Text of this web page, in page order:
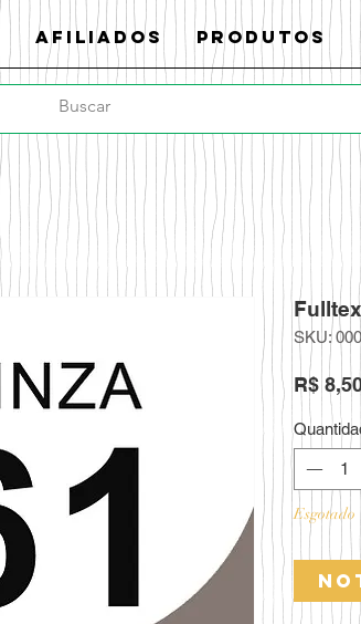
Afiliados Produtos
SKU:
R$
Esgotado